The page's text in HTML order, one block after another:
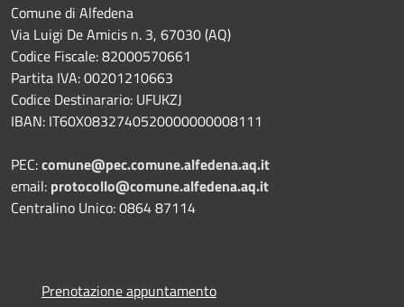
Comune di Alfedena
Via Luigi De Amicis n. 3, 67030 (AQ)
Codice Fiscale: 82000570661
Partita IVA: 00201210663
Codice Destinarario: UFUKZJ
IBAN: IT60X0832740520000000008111
PEC:comune@pec.comune.alfedena.aq.it
email: protocollo@comune.alfedena.aq.it
Centralino Unico: 0864 87114
Prenotazione appuntamento